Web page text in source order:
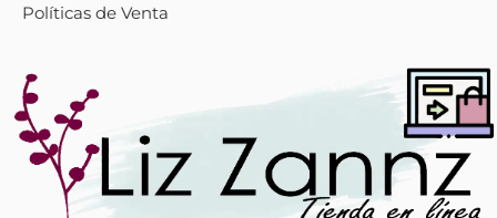
Políticas de Venta